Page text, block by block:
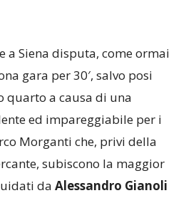
a Siena disputa, come ormai
gara per 30′, salvo posi
quarto a causa di una
ed impareggiabile per i
Morganti che, privi della
subiscono la maggior
da Alessandro Gianoli